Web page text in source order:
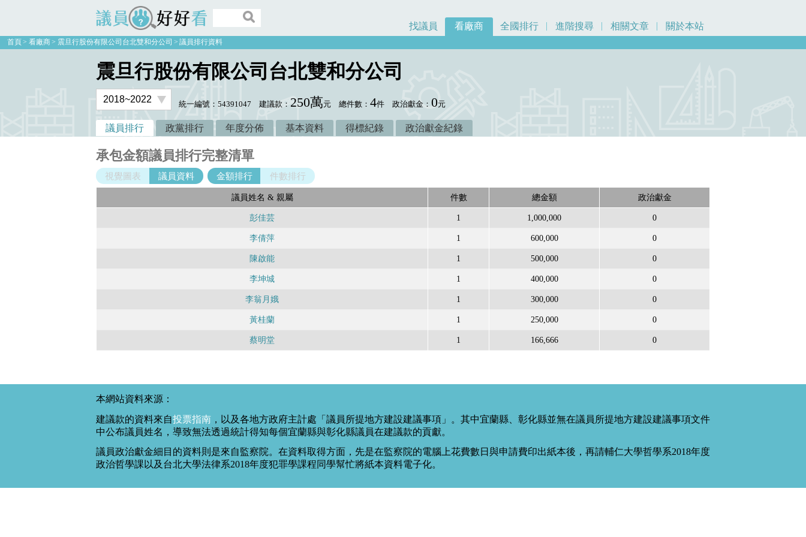
議員好好看
找議員 看廠商 全國排行 進階搜尋 相關文章 關於本站
首頁 看廠商 震旦行股份有限公司台北雙和分公司 議員排行資料
震旦行股份有限公司台北雙和分公司
統一編號：54391047 建議款： 250萬元 總件數：4件 政治獻金：0元
議員排行 政黨排行 年度分佈 基本資料 得標紀錄 政治獻金紀錄
承包金額議員排行完整清單
視覺圖表 議員資料 金額排行 件數排行
議員姓名 & 親屬 件數 總金額 政治獻金
彭佳芸 1 1,000,000 0
李倩萍 1 600,000 0
陳啟能 1 500,000 0
李坤城 1 400,000 0
李翁月娥 1 300,000 0
黃桂蘭 1 250,000 0
蔡明堂 1 166,666 0
本網站資料來源：
建議款的資料來自投票指南 ，以及各地方政府主計處「議員所提地方建設建議事項」。其中宜蘭縣、彰化縣並無在議員所提地方建設建議事項文件
中公布議員姓名，導致無法透過統計得知每個宜蘭縣與彰化縣議員在建議款的貢獻。
議員政治獻金細目的資料則是來自監察院。在資料取得方面，先是在監察院的電腦上花費數日與申請費印出紙本後，再請輔仁大學哲學系2018年度
政治哲學課以及台北大學法律系2018年度犯罪學課程同學幫忙將紙本資料電子化。